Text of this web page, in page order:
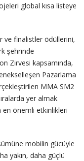
global kısa listeye
ve finalistler ödüllerini,
şehrinde
Zirvesi kapsamında,
Pazarlama
MMA SM2
yer almak
en önemli etkinlikleri
mobilin gücüyle
yakın, daha güçlü